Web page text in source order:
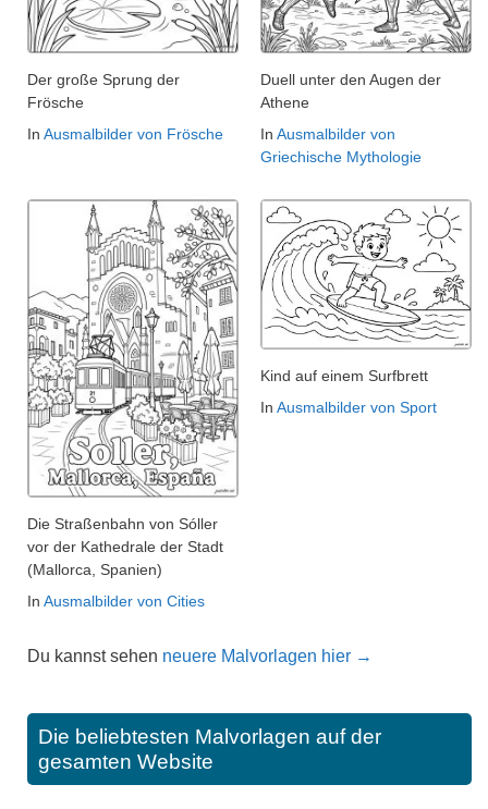
Der große Sprung der
Frösche
In Ausmalbilder von Frösche
Duell unter den Augen der
Athene
In Ausmalbilder von
Griechische Mythologie
Die Straßenbahn von Sóller
vor der Kathedrale der Stadt
(Mallorca, Spanien)
In Ausmalbilder von Cities
Kind auf einem Surfbrett
In Ausmalbilder von Sport
Du kannst sehen neuere Malvorlagen hier →
Die beliebtesten Malvorlagen auf der
gesamten Website